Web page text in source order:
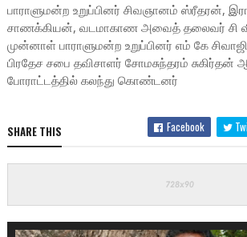
பாராளுமன்ற உறுப்பினர் சிவஞானம் ஸ்ரீதரன்,
சாணக்கியன், வடமாகாண அவைத் தலைவர் சி
முன்னாள் பாராளுமன்ற உறுப்பினர் எம் கே
பிரதேச சபை தவிசாளர் சோமசுந்தரம் சுகிர்தன்
போராட்டத்தில் கலந்து கொண்டனர்
SHARE THIS Facebook